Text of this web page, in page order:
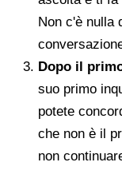
Non c'è nulla
Dopo il
suo primo
potete
che non è il
non